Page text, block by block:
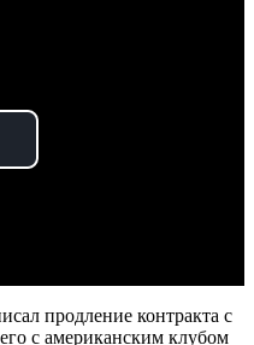
продление контракта с
с американским клубом